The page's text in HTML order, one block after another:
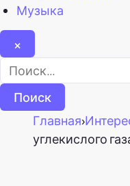
Музыка
×
Найти:
Главная›
углекислого